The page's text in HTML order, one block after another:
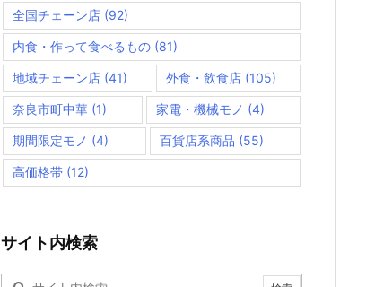
全国チェーン店 (92)
内食・作って食べるもの (81)
地域チェーン店 (41) 外食・飲食店(105)
奈良市町中華 (1) 家電・機械モノ (4)
期間限定モノ (4) 百貨店系商品 (55)
高価格帯 (12)
サイト内検索